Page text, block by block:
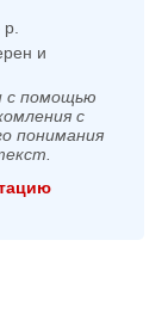
и
с помощью
с
понимания